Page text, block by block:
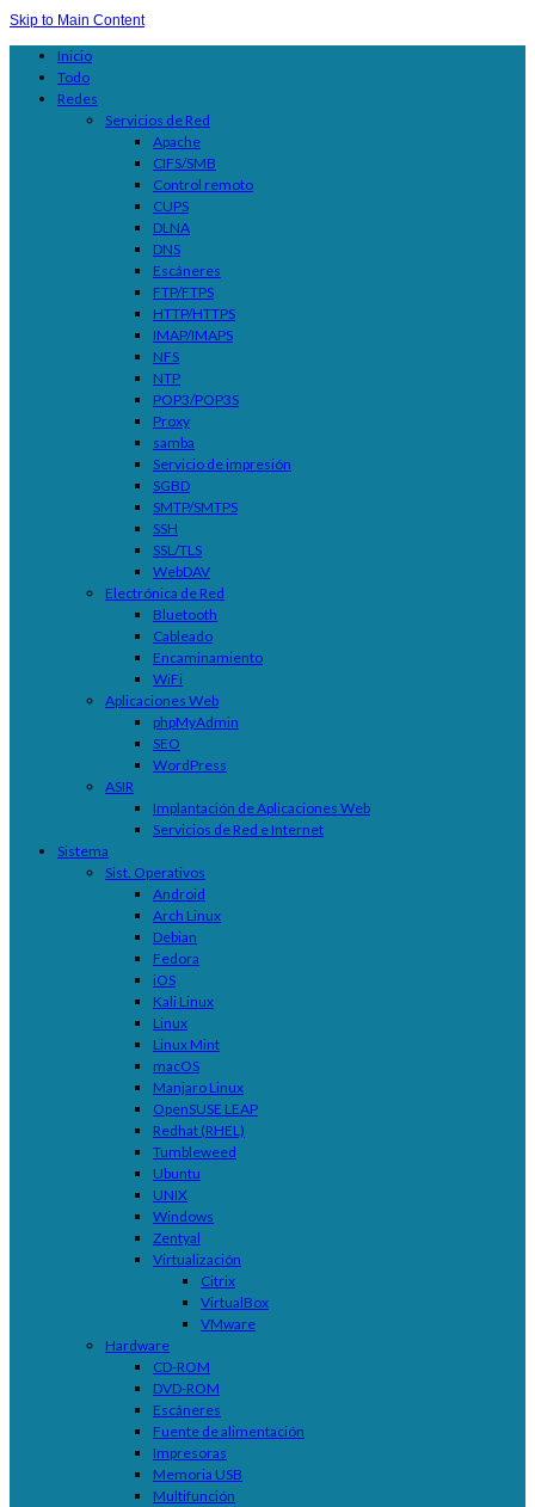
Skip to Main Content
Inicio
Todo
Redes
Servicios de Red
Apache
CIFS/SMB
Control remoto
CUPS
DLNA
DNS
Escáneres
FTP/FTPS
HTTP/HTTPS
IMAP/IMAPS
NFS
NTP
POP3/POP3S
Proxy
samba
Servicio de impresión
SGBD
SMTP/SMTPS
SSH
SSL/TLS
WebDAV
Electrónica de Red
Bluetooth
Cableado
Encaminamiento
WiFi
Aplicaciones Web
phpMyAdmin
SEO
WordPress
ASIR
Implantación de Aplicaciones Web
Servicios de Red e Internet
Sistema
Sist. Operativos
Android
Arch Linux
Debian
Fedora
iOS
Kali Linux
Linux
Linux Mint
macOS
Manjaro Linux
OpenSUSE LEAP
Redhat (RHEL)
Tumbleweed
Ubuntu
UNIX
Windows
Zentyal
Virtualización
Citrix
VirtualBox
VMware
Hardware
CD-ROM
DVD-ROM
Escáneres
Fuente de alimentación
Impresoras
Memoria USB
Multifunción